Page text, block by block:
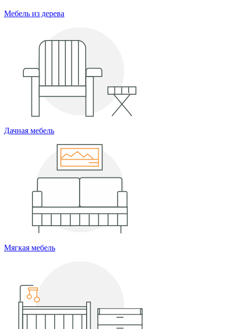
Мебель из дерева
Дачная мебель
Мягкая мебель